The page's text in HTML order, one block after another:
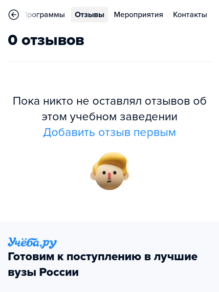
Программы Отзывы Мероприятия Контакты
0 отзывов
Пока никто не оставлял отзывов об
этом учебном заведении
Добавить отзыв первым
Готовим к поступлению в лучшие
вузы России